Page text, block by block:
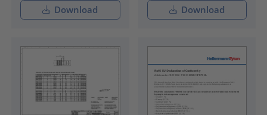
Download Download